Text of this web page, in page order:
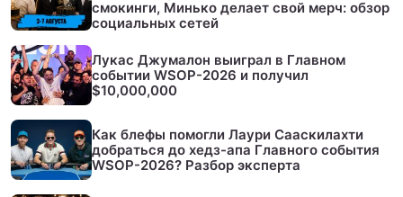
смокинги, Минько делает свой мерч: обзор
социальных сетей
Лукас Джумалон выиграл в Главном
событии WSOP-2026 и получил
$10,000,000
Как блефы помогли Лаури Сааскилахти
добраться до хедз-апа Главного события
WSOP-2026? Разбор эксперта